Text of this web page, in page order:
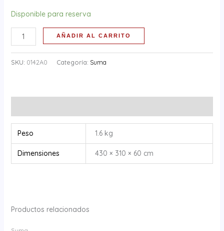
Disponible para reserva
AÑADIR AL CARRITO
SKU: 0142A0 Categoría: Suma
Peso 1.6 kg
Dimensiones 430 × 310 × 60 cm
Productos relacionados